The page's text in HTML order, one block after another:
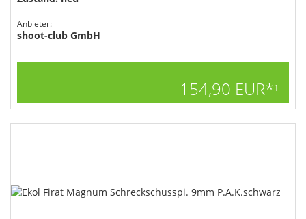
Anbieter:
shoot-club GmbH
154,90 EUR*1